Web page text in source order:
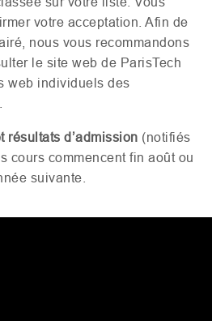
votre acceptation. Afin de
nous vous recommandons
le site web de ParisTech
web individuels des
résultats d’admission (notifiés
cours commencent fin août ou
suivante.